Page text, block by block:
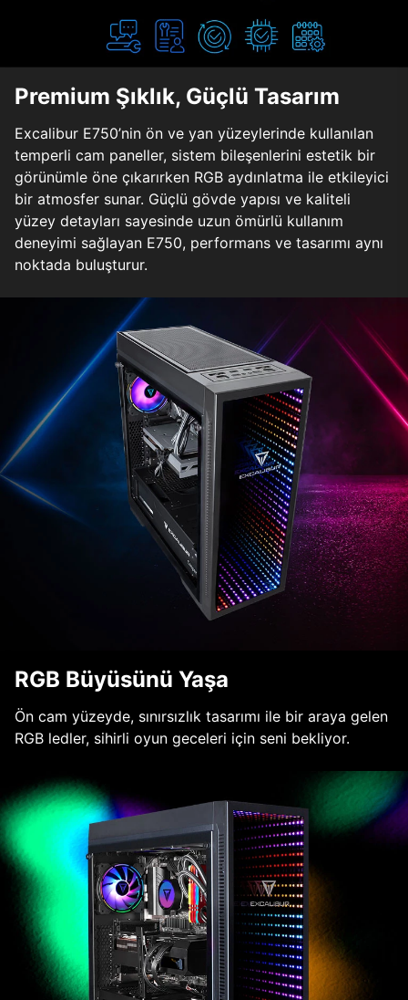
Premium Şıklık, Güçlü Tasarım
Excalibur E750’nin ön ve yan yüzeylerinde kullanılan
temperli cam paneller, sistem bileşenlerini estetik bir
görünümle öne çıkarırken RGB aydınlatma ile etkileyici
bir atmosfer sunar. Güçlü gövde yapısı ve kaliteli
yüzey detayları sayesinde uzun ömürlü kullanım
deneyimi sağlayan E750, performans ve tasarımı aynı
noktada buluşturur.
RGB Büyüsünü Yaşa
Ön cam yüzeyde, sınırsızlık tasarımı ile bir araya gelen
RGB ledler, sihirli oyun geceleri için seni bekliyor.